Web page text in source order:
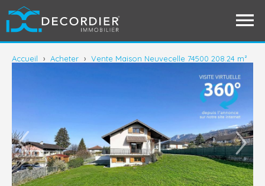
Accueil › Acheter › Vente Maison Neuvecelle 74500 208.24 m²